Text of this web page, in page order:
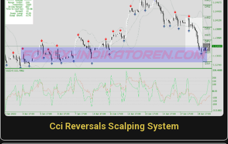
Cci Reversals Scalping System